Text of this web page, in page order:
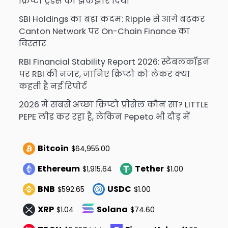
SBI Holdings का बड़ा कदम: Ripple से आगे बढ़कर
Canton Network पर On-Chain Finance का
विस्तार
RBI Financial Stability Report 2026: स्टेबलकॉइन
पर RBI की नजर, जानिए क्रिप्टो को लेकर क्या
कहती है नई रिपोर्ट
2026 में सबसे अच्छा क्रिप्टो प्रीसेल कौन सा? LITTLE
PEPE लीड कर रहा है, लेकिन Pepeto भी दौड़ में
Bitcoin $64,955.00
Ethereum $1,915.64 Tether $1.00
BNB $592.65 USDC $1.00
XRP $1.04 Solana $74.60